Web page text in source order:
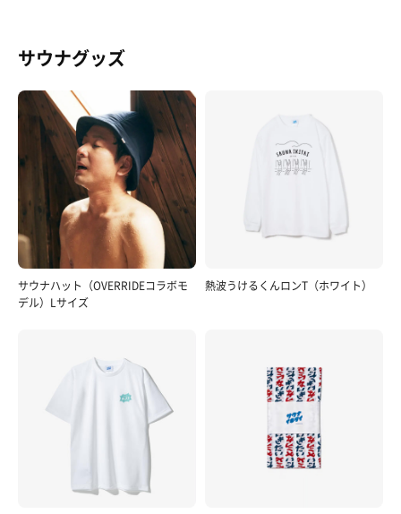
サウナグッズ
サウナハット（OVERRIDEコラボモ
デル）Lサイズ
熱波うけるくんロンT（ホワイト）